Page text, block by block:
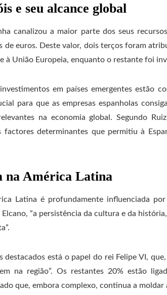
e seu alcance global
canalizou a maior parte dos seus
euros. Deste valor, dois terços foram
à União Europeia, enquanto o restante foi
em países emergentes estão
para que as empresas espanholas
na economia global. Segundo
determinantes que permitiu à
na América Latina
Latina é profundamente influenciada
“a persistência da cultura e da
destacados está o papel do rei Felipe VI,
na região”. Os restantes 20% estão
que, embora complexo, continua a moldar